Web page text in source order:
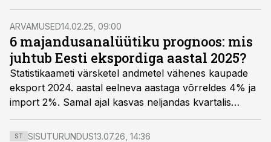
positsiooni globaalsel turul tugevdada. Fookuses on
kaheksa enam majanduslikku kasu toovat sektorit, mis
saavad sihitumalt tuge.
ARVAMUSED14.02.25, 09:00
6 majandusanalüütiku prognoos: mis
juhtub Eesti ekspordiga aastal 2025?
Statistikaameti värsketel andmetel vähenes kaupade
eksport 2024. aastal eelneva aastaga võrreldes 4% ja
import 2%. Samal ajal kasvas neljandas kvartalis
kaupade eksport juba 6%, viidates võimalikule
pöördepunktile.
ST SISUTURUNDUS13.07.26, 14:36